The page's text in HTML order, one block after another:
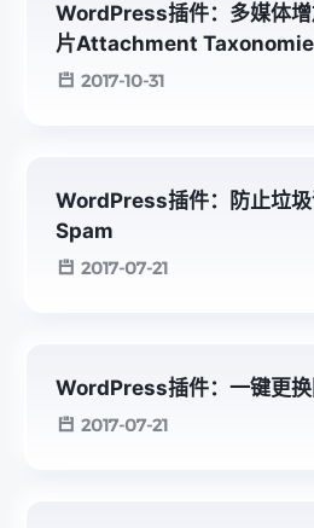
WordPress插件：多媒体
片Attachment
2017-10-31
WordPress插件：防止垃
Spam
2017-07-21
WordPress插件：一键更换
2017-07-21